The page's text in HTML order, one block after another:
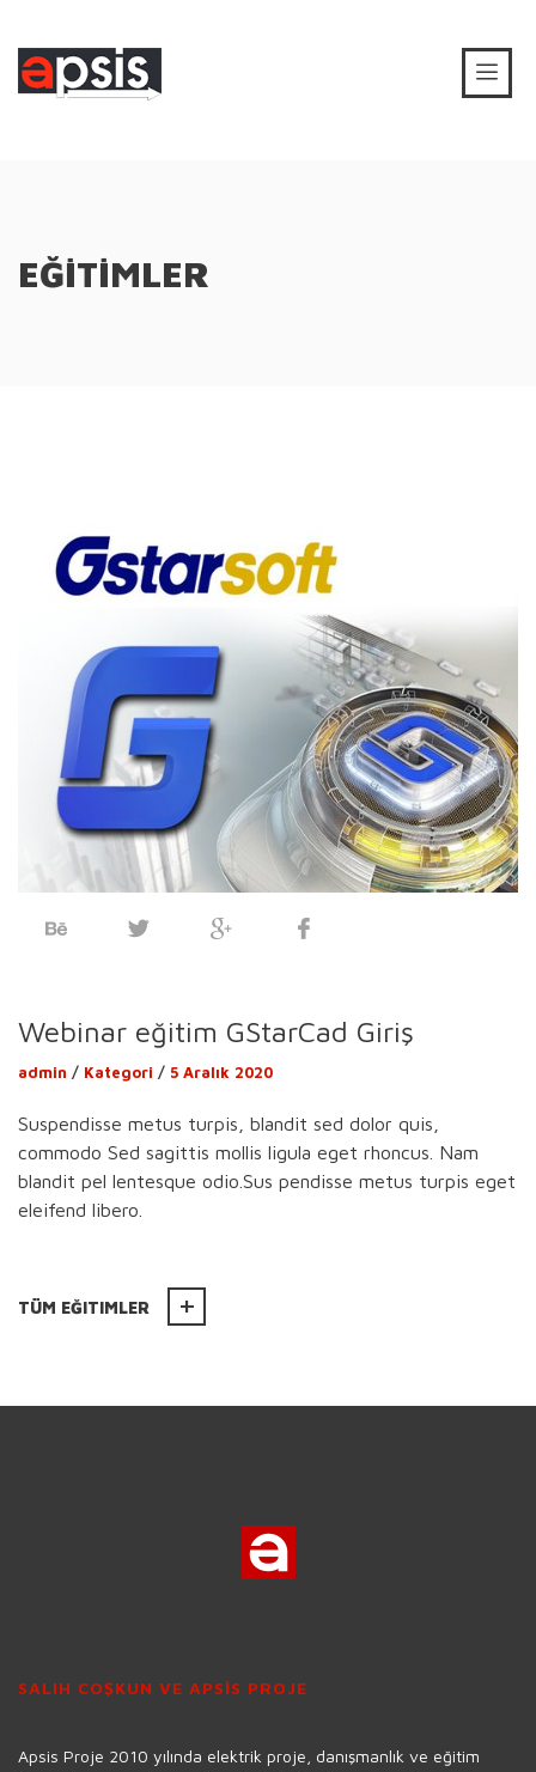
EĞİTİMLER
Webinar eğitim GStarCad Giriş
admin / Kategori / 5 Aralık 2020
Suspendisse metus turpis, blandit sed dolor quis,
commodo Sed sagittis mollis ligula eget rhoncus. Nam
blandit pel lentesque odio.Sus pendisse metus turpis eget
eleifend libero.
TÜM EĞITIMLER
SALIH COŞKUN VE APSİS PROJE
Apsis Proje 2010 yılında elektrik proje, danışmanlık ve eğitim